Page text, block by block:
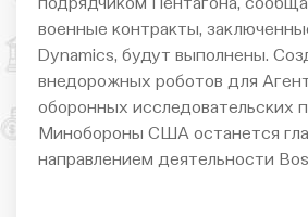
подрядчиком Пентагона,
военные контракты,
Dynamics, будут выполнены.
внедорожных роботов для
оборонных исследовательских
Минобороны США останется
направлением деятельности